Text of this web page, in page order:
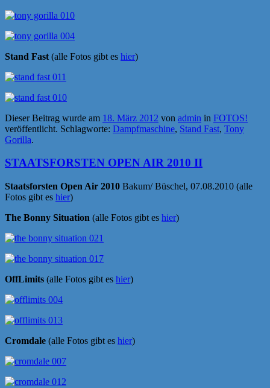
Stand Fast (alle Fotos gibt es hier)
Dieser Beitrag wurde am 18. März 2012 von admin in FOTOS!
veröffentlicht. Schlagworte: Dampfmaschine, Stand Fast, Tony
Gorilla.
STAATSFORSTEN OPEN AIR 2010 II
Staatsforsten Open Air 2010 Bakum/ Büschel, 07.08.2010 (alle
Fotos gibt es hier)
The Bonny Situation (alle Fotos gibt es hier)
OffLimits (alle Fotos gibt es hier)
Cromdale (alle Fotos gibt es hier)